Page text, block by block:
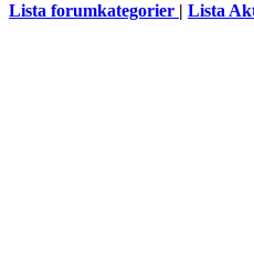
Lista forumkategorier
Lista